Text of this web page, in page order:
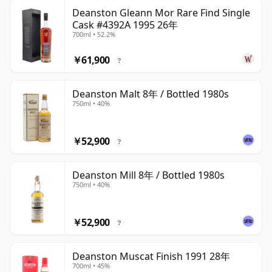
Deanston Gleann Mor Rare Find Single
Cask #4392A 1995 26年
700ml • 52.2%
￥61,900 ?
Deanston Malt 8年 / Bottled 1980s
750ml • 40%
￥52,900 ?
Deanston Mill 8年 / Bottled 1980s
750ml • 40%
￥52,900 ?
Deanston Muscat Finish 1991 28年
700ml • 45%